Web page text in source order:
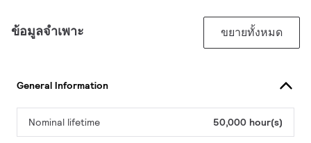
ข้อมูลจำเพาะ ขยายทั้งหมด
General Information
Nominal lifetime 50,000 hour(s)